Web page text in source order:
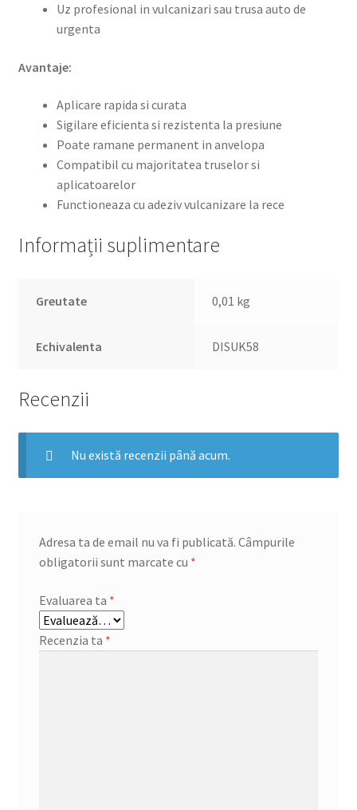
Uz profesional in vulcanizari sau trusa auto de
urgenta
Avantaje:
Aplicare rapida si curata
Sigilare eficienta si rezistenta la presiune
Poate ramane permanent in anvelopa
Compatibil cu majoritatea truselor si
aplicatoarelor
Functioneaza cu adeziv vulcanizare la rece
Informații suplimentare
Greutate 0,01 kg
Echivalenta DISUK58
Recenzii
Nu există recenzii până acum.
Adresa ta de email nu va fi publicată. Câmpurile
obligatorii sunt marcate cu *
Evaluarea ta *
Recenzia ta *